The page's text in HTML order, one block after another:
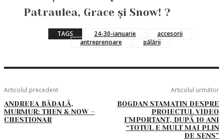
Patraulea, Grace și Snow! ?
TAGS 24-30-ianuarie
accesorii
antreprenoare
pălării
Articolul precedent
ANDREEA BĂDALĂ,
MURMUR: THEN & NOW –
CHESTIONAR
Articolul următor
BOGDAN STAMATIN DESPRE
PROIECTUL VIDEO
I’MPORTANT, DUPĂ 10 ANI
“TOTUL E MULT MAI PLIN
DE SENS”